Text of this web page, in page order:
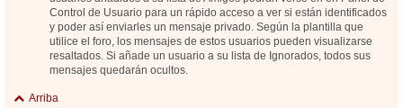
Control de Usuario para un rápido acceso a ver si están identificados
y poder así enviarles un mensaje privado. Según la plantilla que
utilice el foro, los mensajes de estos usuarios pueden visualizarse
resaltados. Si añade un usuario a su lista de Ignorados, todos sus
mensajes quedarán ocultos.
Arriba